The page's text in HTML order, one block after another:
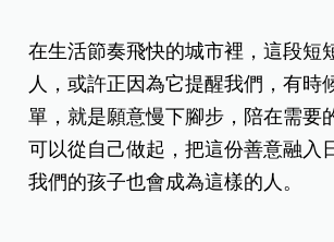
在生活節奏飛快的城市裡，這段短
人，或許正因為它提醒我們，有時
單，就是願意慢下腳步，陪在需要
可以從自己做起，把這份善意融入
我們的孩子也會成為這樣的人。